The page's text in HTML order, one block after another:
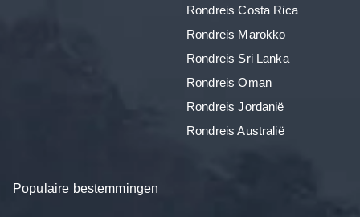
Rondreis Costa Rica
Rondreis Marokko
Rondreis Sri Lanka
Rondreis Oman
Rondreis Jordanië
Rondreis Australië
Populaire bestemmingen